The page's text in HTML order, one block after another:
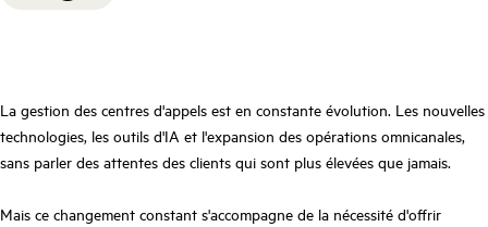
La gestion des centres d'appels est en constante évolution. Les nouvelles
technologies, les outils d'IA et l'expansion des opérations omnicanales,
sans parler des attentes des clients qui sont plus élevées que jamais.
Mais ce changement constant s'accompagne de la nécessité d'offrir